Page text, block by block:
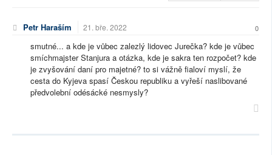
Petr Haraším 21. bře. 2022 0
smutné... a kde je vůbec zalezlý lidovec Jurečka? kde je vůbec
smíchmajster Stanjura a otázka, kde je sakra ten rozpočet? kde
je zvyšování daní pro majetné? to si vážně fialoví myslí, že
cesta do Kyjeva spasí Českou republiku a vyřeší naslibované
předvolební odésácké nesmysly?